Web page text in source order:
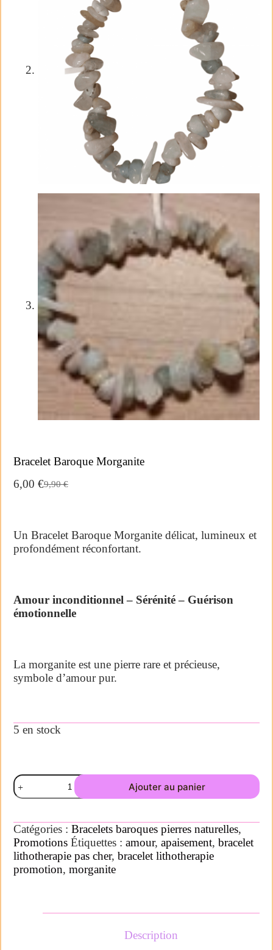
Bracelet Baroque Morganite
9,90€
6,00 €
Un Bracelet Baroque Morganite délicat, lumineux et
profondément réconfortant.
Amour inconditionnel – Sérénité – Guérison
émotionnelle
La morganite est une pierre rare et précieuse,
symbole d’amour pur.
5 en stock
Ajouter au panier
Catégories : Bracelets baroques pierres naturelles,
Promotions Étiquettes : amour, apaisement, bracelet
lithotherapie pas cher, bracelet lithotherapie
promotion, morganite
Description